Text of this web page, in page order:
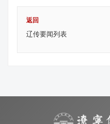
返回
辽传要闻列表